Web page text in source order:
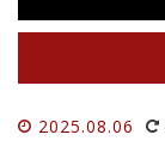
2025.08.06